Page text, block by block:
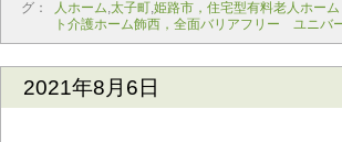
グ：
人ホーム,太子町,姫路市，住宅型有料老人ホー
ト介護ホーム飾西，全面バリアフリー ユニバ
2021年8月6日